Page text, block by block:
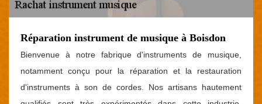
Réparation instrument de musique à Boisdon
Bienvenue à notre fabrique d'instruments de musique,
notamment conçu pour la réparation et la restauration
d'instruments à son de cordes. Nos artisans hautement